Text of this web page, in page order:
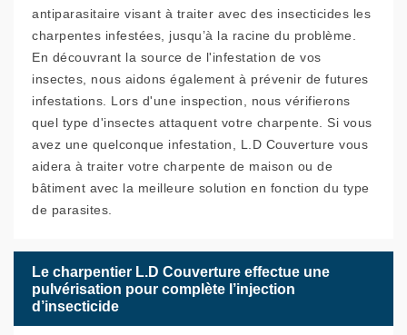
antiparasitaire visant à traiter avec des insecticides les
charpentes infestées, jusqu’à la racine du problème.
En découvrant la source de l'infestation de vos
insectes, nous aidons également à prévenir de futures
infestations. Lors d'une inspection, nous vérifierons
quel type d'insectes attaquent votre charpente. Si vous
avez une quelconque infestation, L.D Couverture vous
aidera à traiter votre charpente de maison ou de
bâtiment avec la meilleure solution en fonction du type
de parasites.
Le charpentier L.D Couverture effectue une
pulvérisation pour complète l’injection
d’insecticide